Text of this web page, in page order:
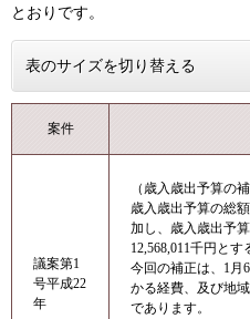
とおりです。
表のサイズを切り替える
案件
議案第1
号平成22
年
（歳入歳出予算の補
歳入歳出予算の総
加し、歳入歳出予
12,568,011千円とす
今回の補正は、1月
かる経費、及び地
であります。